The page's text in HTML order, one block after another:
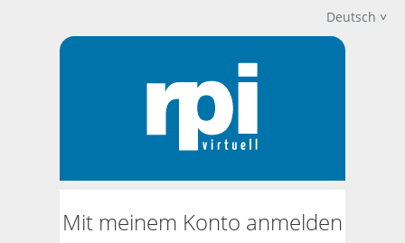
Deutsch
Mit meinem Konto anmelden